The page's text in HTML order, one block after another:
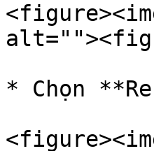
* Chọn